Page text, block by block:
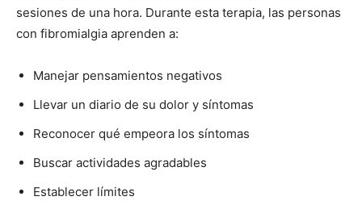
sesiones de una hora. Durante esta terapia, las personas
con fibromialgia aprenden a:
Manejar pensamientos negativos
Llevar un diario de su dolor y sí­ntomas
Reconocer qué empeora los sí­ntomas
Buscar actividades agradables
Establecer lí­mites